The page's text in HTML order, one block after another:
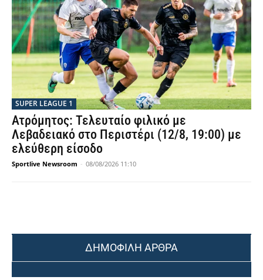
SUPER LEAGUE 1
Ατρόμητος: Τελευταίο φιλικό με
Λεβαδειακό στο Περιστέρι (12/8, 19:00) με
ελεύθερη είσοδο
Sportlive Newsroom - 08/08/2026 11:10
ΔΗΜΟΦΙΛΗ ΑΡΘΡΑ